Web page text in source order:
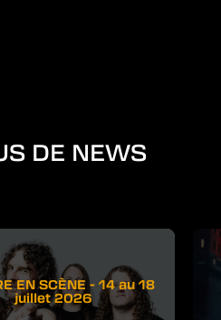
DE NEWS
EN SCÈNE - 14 au 18
juillet 2026